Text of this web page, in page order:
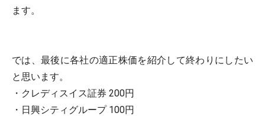
ます。
では、最後に各社の適正株価を紹介して終わりにしたい
と思います。
・クレディスイス証券 200円
・日興シティグループ 100円